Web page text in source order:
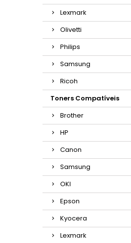
Lexmark
Olivetti
Philips
Samsung
Ricoh
Toners Compatíveis
Brother
HP
Canon
Samsung
OKI
Epson
Kyocera
Lexmark